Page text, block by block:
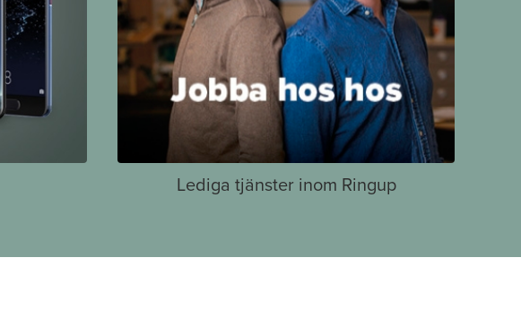
Lediga tjänster inom Ringup